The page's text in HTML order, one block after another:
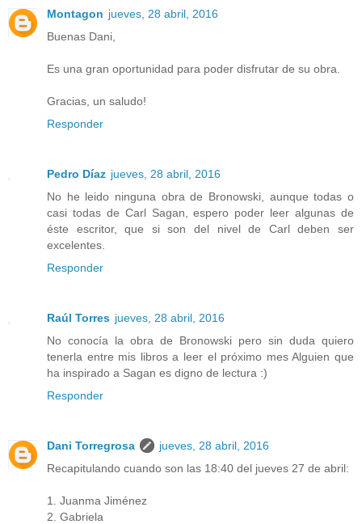
Montagon jueves, 28 abril, 2016
Buenas Dani,
Es una gran oportunidad para poder disfrutar de su obra.
Gracias, un saludo!
Responder
Pedro Díaz jueves, 28 abril, 2016
No he leido ninguna obra de Bronowski, aunque todas o
casi todas de Carl Sagan, espero poder leer algunas de
éste escritor, que si son del nivel de Carl deben ser
excelentes.
Responder
Raúl Torres jueves, 28 abril, 2016
No conocía la obra de Bronowski pero sin duda quiero
tenerla entre mis libros a leer el próximo mes Alguien que
ha inspirado a Sagan es digno de lectura :)
Responder
Dani Torregrosa
jueves, 28 abril, 2016
Recapitulando cuando son las 18:40 del jueves 27 de abril:
1. Juanma Jiménez
2. Gabriela